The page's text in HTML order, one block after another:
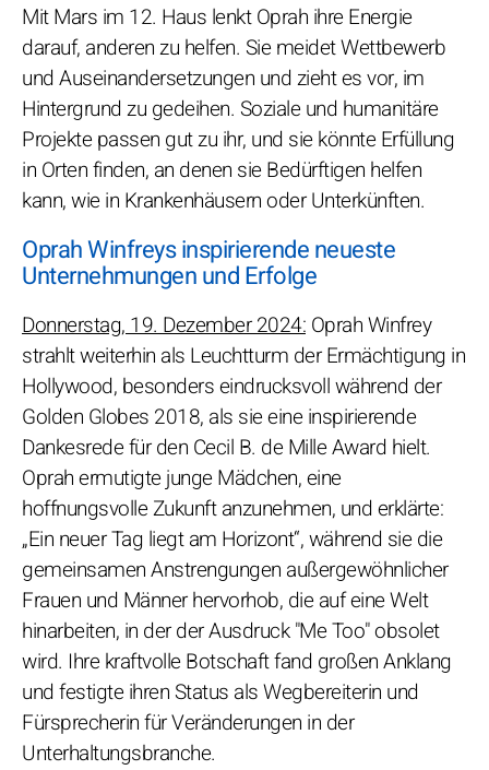
Mit Mars im 12. Haus lenkt Oprah ihre Energie
darauf, anderen zu helfen. Sie meidet Wettbewerb
und Auseinandersetzungen und zieht es vor, im
Hintergrund zu gedeihen. Soziale und humanitäre
Projekte passen gut zu ihr, und sie könnte Erfüllung
in Orten finden, an denen sie Bedürftigen helfen
kann, wie in Krankenhäusern oder Unterkünften.
Oprah Winfreys inspirierende neueste
Unternehmungen und Erfolge
Donnerstag, 19. Dezember 2024: Oprah Winfrey
strahlt weiterhin als Leuchtturm der Ermächtigung in
Hollywood, besonders eindrucksvoll während der
Golden Globes 2018, als sie eine inspirierende
Dankesrede für den Cecil B. de Mille Award hielt.
Oprah ermutigte junge Mädchen, eine
hoffnungsvolle Zukunft anzunehmen, und erklärte:
„Ein neuer Tag liegt am Horizont“, während sie die
gemeinsamen Anstrengungen außergewöhnlicher
Frauen und Männer hervorhob, die auf eine Welt
hinarbeiten, in der der Ausdruck "Me Too" obsolet
wird. Ihre kraftvolle Botschaft fand großen Anklang
und festigte ihren Status als Wegbereiterin und
Fürsprecherin für Veränderungen in der
Unterhaltungsbranche.